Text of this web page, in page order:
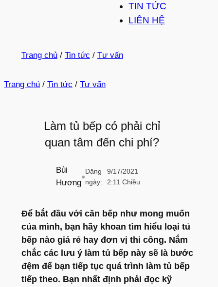
TIN TỨC
LIÊN HỆ
Trang chủ/ Tin tức / Tư vấn
Trang chủ / Tin tức / Tư vấn
Làm tủ bếp có phải chỉ
quan tâm đến chi phí?
Bùi
Hương
●
Đăng
ngày:
9/17/2021
2:11 Chiều
Để bắt đầu với căn bếp như mong muốn
của mình, bạn hãy khoan tìm hiểu loại tủ
bếp nào giá rẻ hay đơn vị thi công. Nắm
chắc các lưu ý làm tủ bếp này sẽ là bước
đệm để bạn tiếp tục quá trình làm tủ bếp
tiếp theo. Bạn nhất định phải đọc kỹ